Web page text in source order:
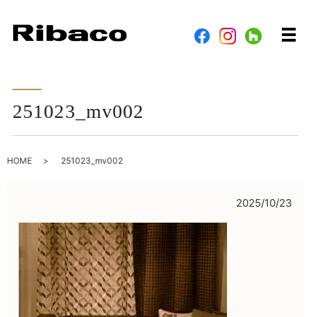
メ
251023_mv002
HOME 251023_mv002
2025/10/23